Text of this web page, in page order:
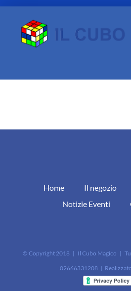
Home Il negozio
Notizie Eventi
© Copyright 2018 | Il Cubo Magico |
02666331208 | Realizzato